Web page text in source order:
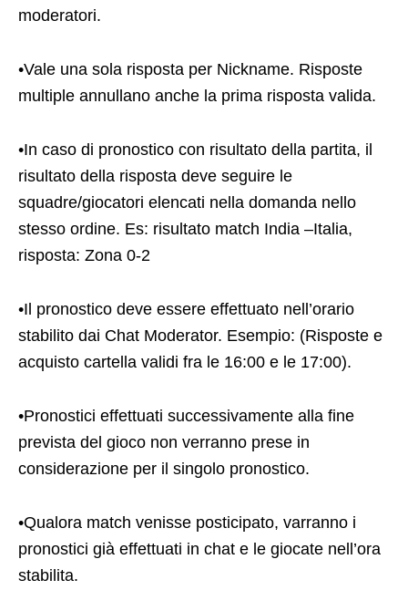
moderatori.
•Vale una sola risposta per Nickname. Risposte
multiple annullano anche la prima risposta valida.
•In caso di pronostico con risultato della partita, il
risultato della risposta deve seguire le
squadre/giocatori elencati nella domanda nello
stesso ordine. Es: risultato match India –Italia,
risposta: Zona 0-2
•Il pronostico deve essere effettuato nell’orario
stabilito dai Chat Moderator. Esempio: (Risposte e
acquisto cartella validi fra le 16:00 e le 17:00).
•Pronostici effettuati successivamente alla fine
prevista del gioco non verranno prese in
considerazione per il singolo pronostico.
•Qualora match venisse posticipato, varranno i
pronostici già effettuati in chat e le giocate nell’ora
stabilita.